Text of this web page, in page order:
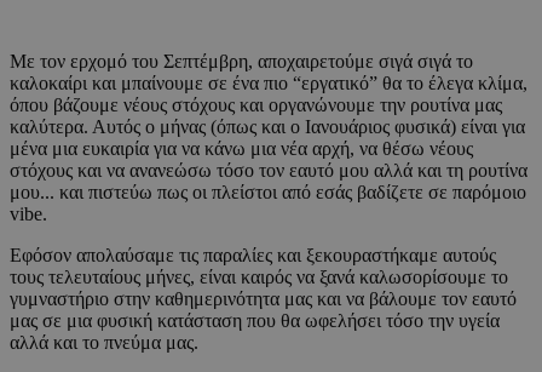
Με τον ερχομό του Σεπτέμβρη, αποχαιρετούμε σιγά σιγά το
καλοκαίρι και μπαίνουμε σε ένα πιο “εργατικό” θα το έλεγα κλίμα,
όπου βάζουμε νέους στόχους και οργανώνουμε την ρουτίνα μας
καλύτερα. Αυτός ο μήνας (όπως και ο Ιανουάριος φυσικά) είναι για
μένα μια ευκαιρία για να κάνω μια νέα αρχή, να θέσω νέους
στόχους και να ανανεώσω τόσο τον εαυτό μου αλλά και τη ρουτίνα
μου... και πιστεύω πως οι πλείστοι από εσάς βαδίζετε σε παρόμοιο
vibe.
Εφόσον απολαύσαμε τις παραλίες και ξεκουραστήκαμε αυτούς
τους τελευταίους μήνες, είναι καιρός να ξανά καλωσορίσουμε το
γυμναστήριο στην καθημερινότητα μας και να βάλουμε τον εαυτό
μας σε μια φυσική κατάσταση που θα ωφελήσει τόσο την υγεία
αλλά και το πνεύμα μας.